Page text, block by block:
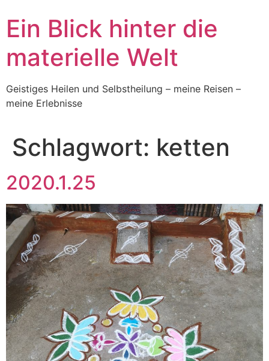
to
content
Ein Blick hinter die
materielle Welt
Geistiges Heilen und Selbstheilung – meine Reisen –
meine Erlebnisse
Schlagwort: ketten
2020.1.25